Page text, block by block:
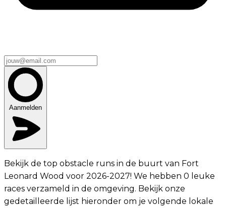
Aanmelden
Bekijk de top obstacle runs in de buurt van Fort
Leonard Wood voor 2026-2027! We hebben 0 leuke
races verzameld in de omgeving. Bekijk onze
gedetailleerde lijst hieronder om je volgende lokale